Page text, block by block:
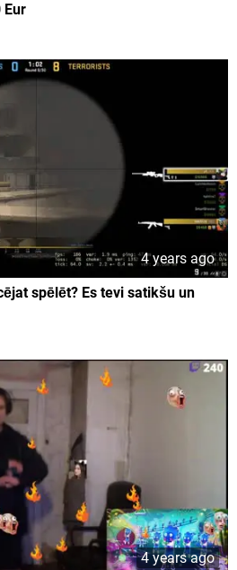
Eur
4 years ago
spēlēt? Es tevi satikšu un
4 years ago